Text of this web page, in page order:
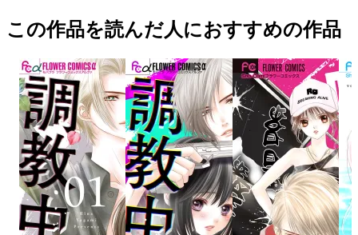
この作品を読んだ人におすすめの作品